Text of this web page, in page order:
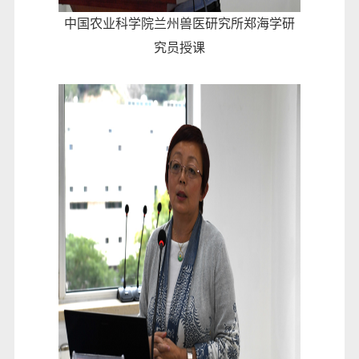
中国农业科学院兰州兽医研究所郑海学研
究员授课